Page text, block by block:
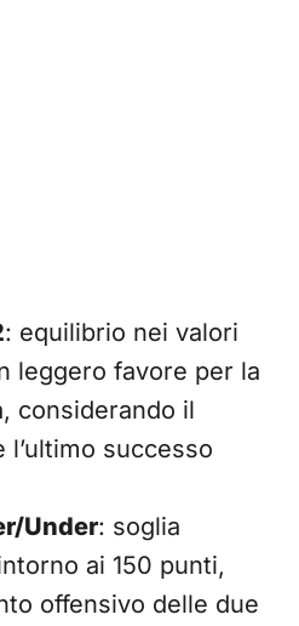
: equilibrio nei valori
leggero favore per la
considerando il
successo
Under: soglia
ai 150 punti,
offensivo delle due